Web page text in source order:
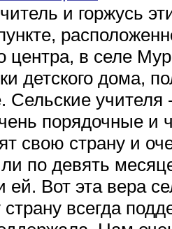
и горжусь
центра, в селе
детского дома,
учителя
порядочные и
свою страну и
по девять
ей. Вот эта вера
всегда